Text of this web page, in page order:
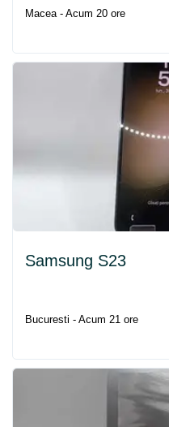
Macea - Acum 20 ore
Samsung S23
Bucuresti - Acum 21 ore